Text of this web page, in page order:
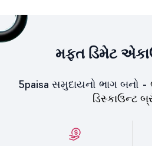
મફત ડિમેટ
5paisa સમુદાયનો ભાગ બનો -
ડિસ્કાઉન્ટ